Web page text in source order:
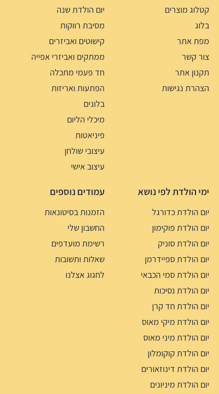
קטלוג מוצרים
בלוג
מפת אתר
צור קשר
תקנון אתר
הצהרת נגישות
יום הולדת שנה
מסיבת רווקות
קישוטים ואביזרים
ממתקים ואביזרי אפייה
חד פעמי מתכלה
הפתעות ואריזות
בלונים
מיכלי הליום
פיניאטות
עיצובי שולחן
עיצוב אישי
ימי הולדת לפי נושא
יום הולדת כדורגל
יום הולדת פוקימון
יום הולדת סוניק
יום הולדת ספיידרמן
יום הולדת סמי הכבאי
יום הולדת נסיכות
יום הולדת חד קרן
יום הולדת מיקי מאוס
יום הולדת מיני מאוס
יום הולדת קוקומלון
יום הולדת דינוזאורים
יום הולדת מיניונים
עמודים נוספים
הזמנות בסיטונאות
החשבון שלי
רשימת מועדפים
שאלות ותשובות
לחגוג אצלנו